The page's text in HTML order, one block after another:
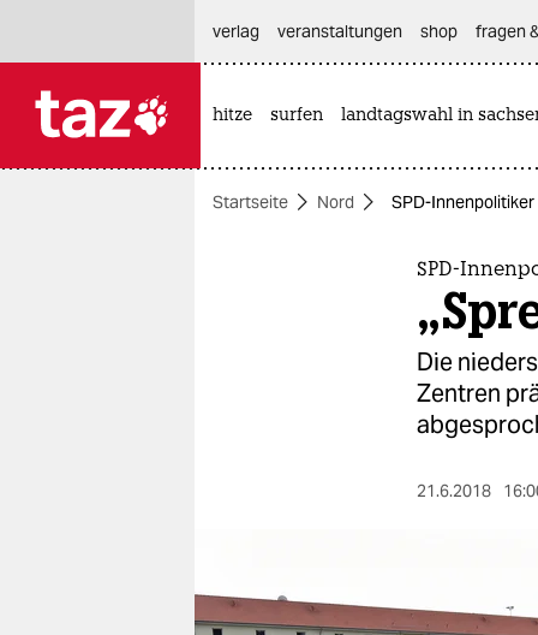
themen
nord
verlag
veranstaltungen shop fragen
hitze surfen landtagswahl in
Startseite Nord SPD-
SPD-
Die
Zentren
21.6.2018